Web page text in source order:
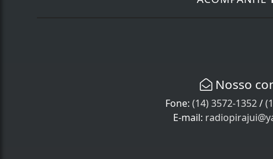
Nosso
Fone:(14) 3572-1352/
E-mail: